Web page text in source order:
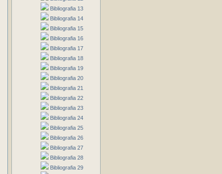
Bibliografia 13
Bibliografia 14
Bibliografia 15
Bibliografia 16
Bibliografia 17
Bibliografia 18
Bibliografia 19
Bibliografia 20
Bibliografia 21
Bibliografia 22
Bibliografia 23
Bibliografia 24
Bibliografia 25
Bibliografia 26
Bibliografia 27
Bibliografia 28
Bibliografia 29